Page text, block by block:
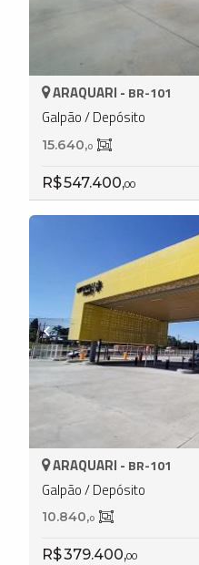
ARAQUARI - BR-101
Galpão / Depósito
15.640,0
R$ 547.400,00
ARAQUARI - BR-101
Galpão / Depósito
10.840,0
R$ 379.400,00